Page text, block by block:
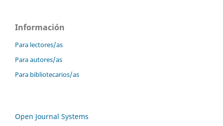
Información
Para lectores/as
Para autores/as
Para bibliotecarios/as
Open Journal Systems